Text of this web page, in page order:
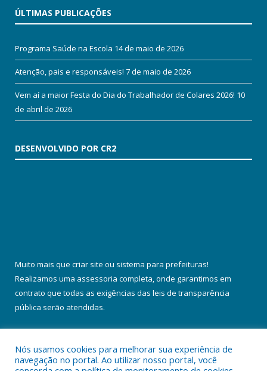
ÚLTIMAS PUBLICAÇÕES
Programa Saúde na Escola 14 de maio de 2026
Atenção, pais e responsáveis! 7 de maio de 2026
Vem aí a maior Festa do Dia do Trabalhador de Colares 2026! 10
de abril de 2026
DESENVOLVIDO POR CR2
Muito mais que criar site ou sistema para prefeituras!
Realizamos uma assessoria completa, onde garantimos em
contrato que todas as exigências das leis de transparência
pública serão atendidas.
Nós usamos cookies para melhorar sua experiência de
navegação no portal. Ao utilizar nosso portal, você